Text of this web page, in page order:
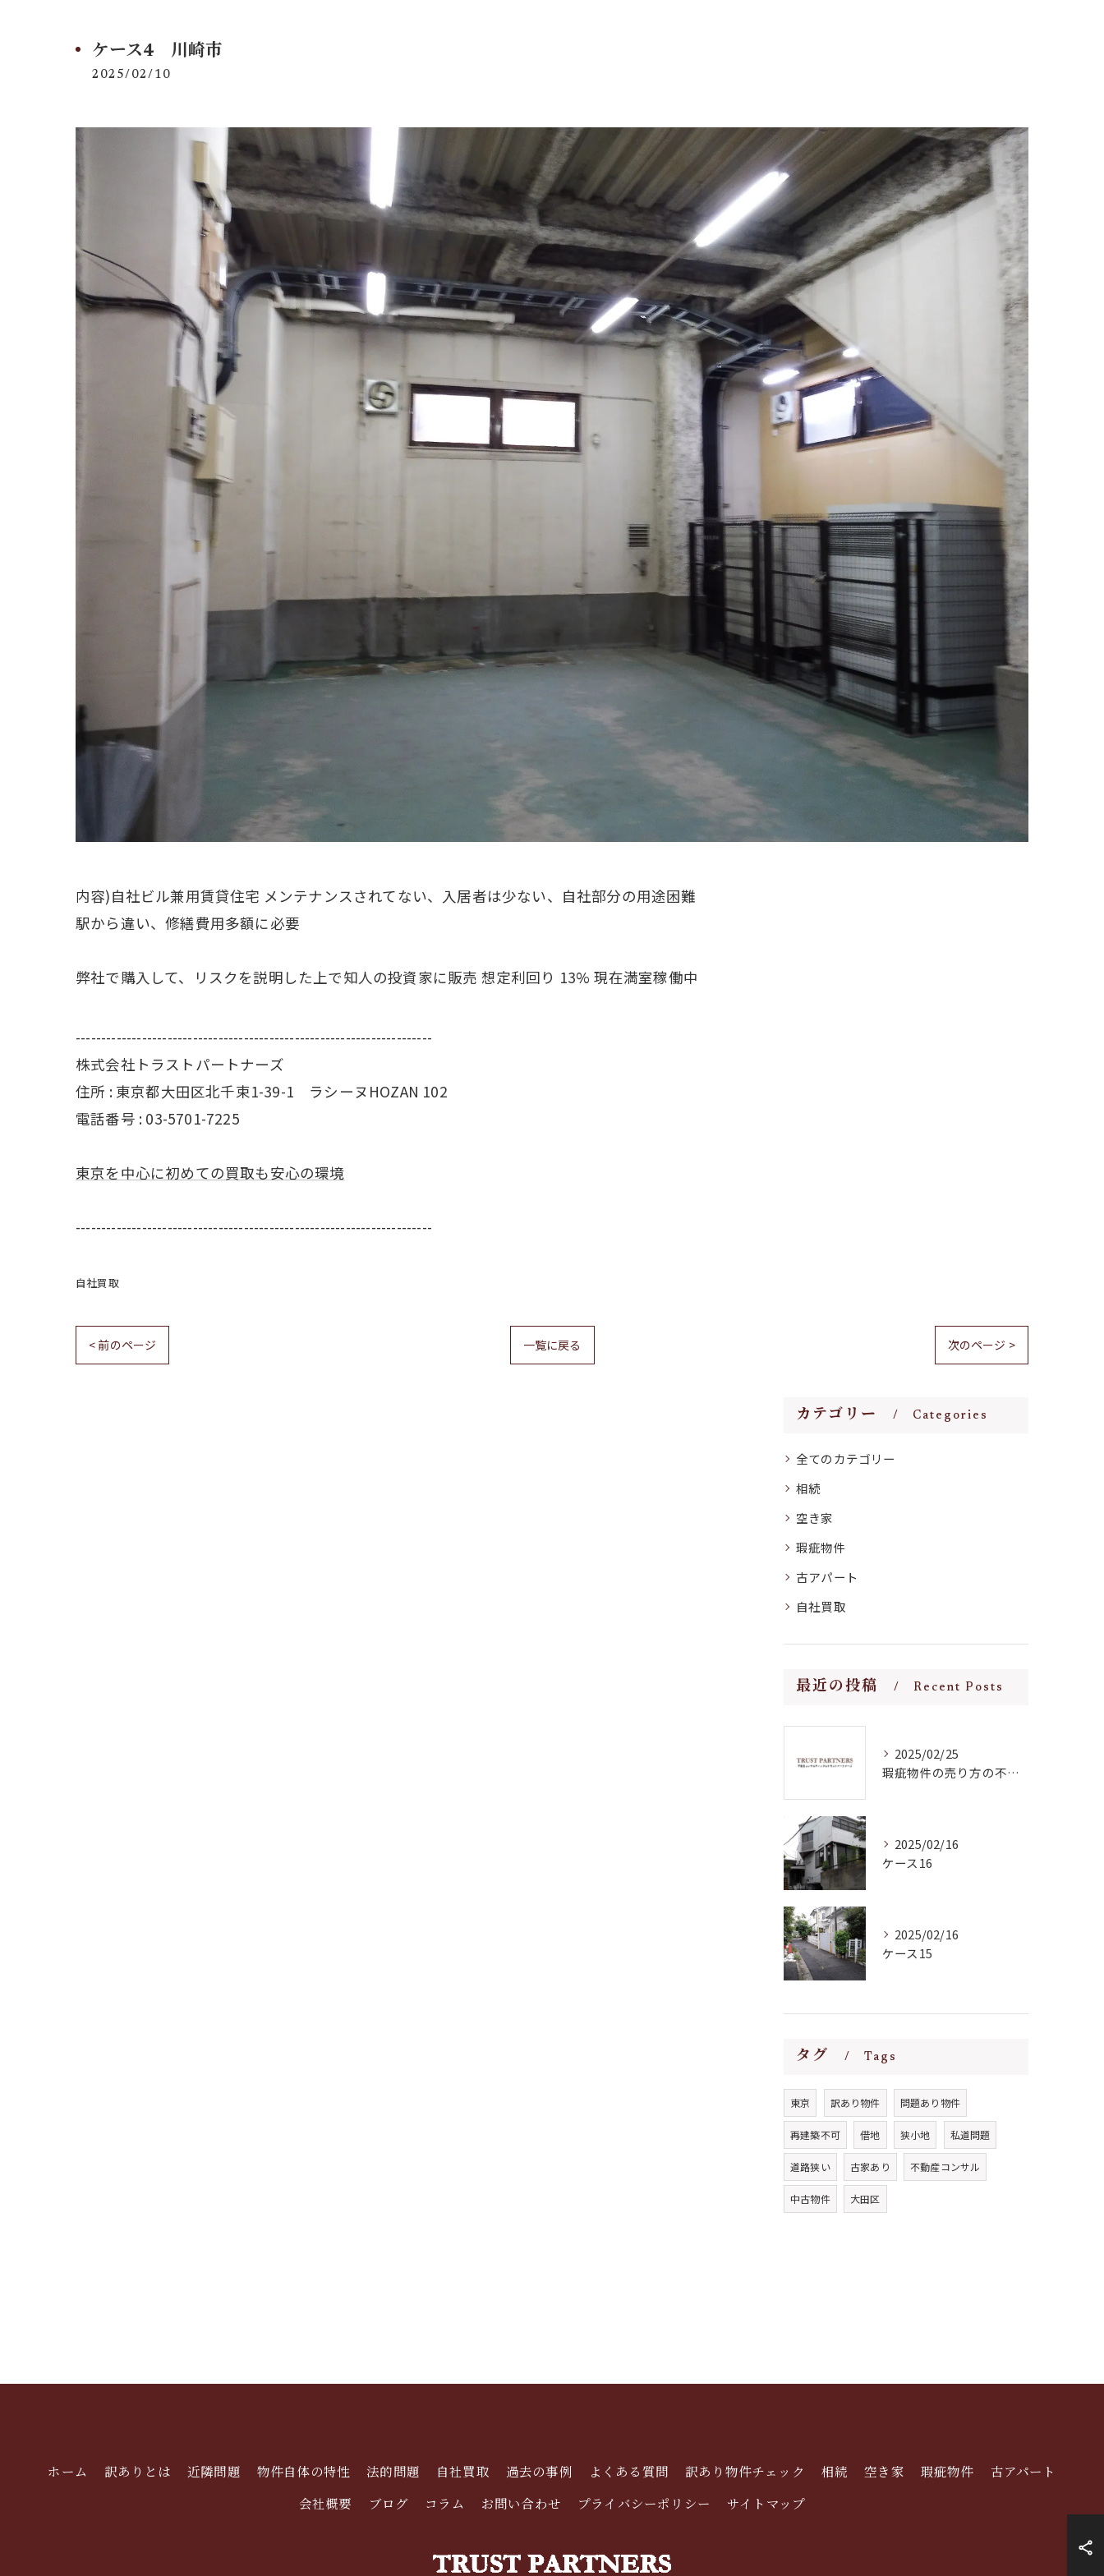
ケース4 川崎市
2025/02/10
内容)自社ビル兼用賃貸住宅 メンテナンスされてない、入居者は少ない、自社部分の用途困難
駅から違い、修繕費用多額に必要
弊社で購入して、リスクを説明した上で知人の投資家に販売 想定利回り 13% 現在満室稼働中
----------------------------------------------------------------------
株式会社トラストパートナーズ
住所 : 東京都大田区北千束1-39-1 ラシーヌHOZAN 102
電話番号 : 03-5701-7225
東京を中心に初めての買取も安心の環境
----------------------------------------------------------------------
自社買取
< 前のページ 一覧に戻る 次のページ >
カテゴリー Categories
全てのカテゴリー
相続
空き家
瑕疵物件
古アパート
自社買取
最近の投稿 Recent Posts
2025/02/25
瑕疵物件の売り方の不動産会社選び
2025/02/16
ケース16
2025/02/16
ケース15
タグ Tags
東京 訳あり物件 問題あり物件
再建築不可 借地 狭小地 私道問題
道路狭い 古家あり 不動産コンサル
中古物件 大田区
ホーム 訳ありとは 近隣問題 物件自体の特性 法的問題 自社買取 過去の事例 よくある質問 訳あり物件チェック 相続 空き家 瑕疵物件 古アパート
会社概要 ブログ コラム お問い合わせ プライバシーポリシー サイトマップ